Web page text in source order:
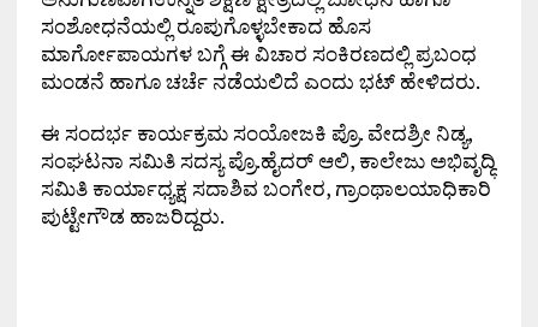
ಸಂಶೋಧನೆಯಲ್ಲಿ ರೂಪುಗೊಳ್ಳಬೇಕಾದ ಹೊಸ
ಮಾರ್ಗೋಪಾಯಗಳ ಬಗ್ಗೆ ಈ ವಿಚಾರ ಸಂಕಿರಣದಲ್ಲಿ ಪ್ರಬಂಧ
ಮಂಡನೆ ಹಾಗೂ ಚರ್ಚೆ ನಡೆಯಲಿದೆ ಎಂದು ಭಟ್ ಹೇಳಿದರು.
ಈ ಸಂದರ್ಭ ಕಾರ್ಯಕ್ರಮ ಸಂಯೋಜಕಿ ಪ್ರೊ. ವೇದಶ್ರೀ ನಿಡ್ಯ,
ಸಂಘಟನಾ ಸಮಿತಿ ಸದಸ್ಯ ಪ್ರೊ.ಹೈದರ್ ಆಲಿ, ಕಾಲೇಜು ಅಭಿವೃದ್ಧಿ
ಸಮಿತಿ ಕಾರ್ಯಾಧ್ಯಕ್ಷ ಸದಾಶಿವ ಬಂಗೇರ, ಗ್ರಾಂಥಾಲಯಾಧಿಕಾರಿ
ಪುಟ್ಟೇಗೌಡ ಹಾಜರಿದ್ದರು.